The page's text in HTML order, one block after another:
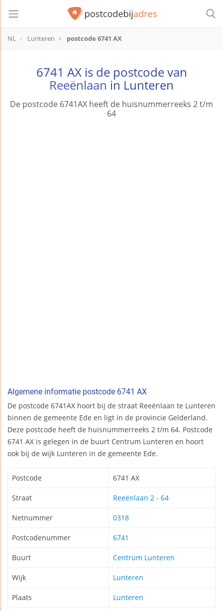
NL Lunteren postcode 6741 AX
6741 AX is de postcode van
Reeënlaan in Lunteren
De postcode 6741AX heeft de huisnummerreeks 2 t/m
64
Algemene informatie postcode 6741 AX
De postcode 6741AX hoort bij de straat Reeënlaan te Lunteren
binnen de gemeente Ede en ligt in de provincie Gelderland.
Deze postcode heeft de huisnummerreeks 2 t/m 64. Postcode
6741 AX is gelegen in de buurt Centrum Lunteren en hoort
ook bij de wijk Lunteren in de gemeente Ede.
Postcode 6741 AX
Straat Reeënlaan 2 - 64
Netnummer 0318
Postcodenummer 6741
Buurt Centrum Lunteren
Wijk Lunteren
Plaats Lunteren